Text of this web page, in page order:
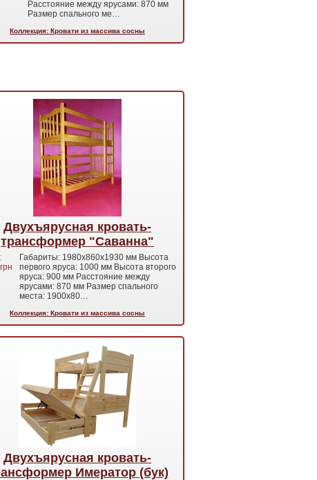
Расстояние между ярусами: 870 мм
Размер спального ме…
Коллекция: Кровати из массива сосны
Двухъярусная кровать-
трансформер "Саванна"
грн
Габариты: 1980x860x1930 мм Высота
первого яруса: 1000 мм Высота второго
яруса: 900 мм Расстояние между
ярусами: 870 мм Размер спального
места: 1900x80…
Коллекция: Кровати из массива сосны
Двухъярусная кровать-
Имератор (бук)